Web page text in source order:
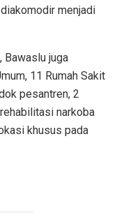
menjadi
Bawaslu juga
11 Rumah Sakit
pesantren, 2
narkoba
khusus pada